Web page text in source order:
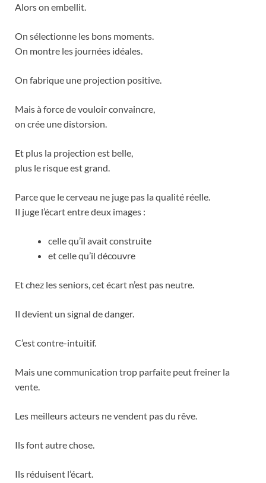
Alors on embellit.
On sélectionne les bons moments.
On montre les journées idéales.
On fabrique une projection positive.
Mais à force de vouloir convaincre,
on crée une distorsion.
Et plus la projection est belle,
plus le risque est grand.
Parce que le cerveau ne juge pas la qualité réelle.
Il juge l’écart entre deux images :
celle qu’il avait construite
et celle qu’il découvre
Et chez les seniors, cet écart n’est pas neutre.
Il devient un signal de danger.
C’est contre-intuitif.
Mais une communication trop parfaite peut freiner la
vente.
Les meilleurs acteurs ne vendent pas du rêve.
Ils font autre chose.
Ils réduisent l’écart.